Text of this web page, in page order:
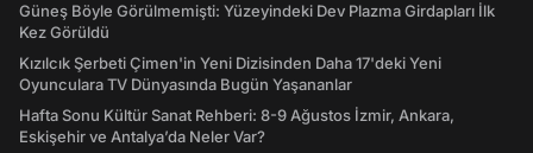
Güneş Böyle Görülmemişti: Yüzeyindeki Dev Plazma Girdapları İlk
Kez Görüldü
Kızılcık Şerbeti Çimen'in Yeni Dizisinden Daha 17'deki Yeni
Oyunculara TV Dünyasında Bugün Yaşananlar
Hafta Sonu Kültür Sanat Rehberi: 8-9 Ağustos İzmir, Ankara,
Eskişehir ve Antalya’da Neler Var?